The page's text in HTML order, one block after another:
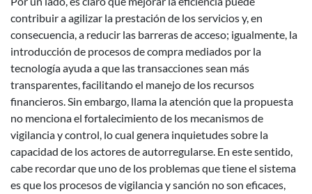
contribuir a agilizar la prestación de los servicios y, en
consecuencia, a reducir las barreras de acceso; igualmente, la
introducción de procesos de compra mediados por la
tecnología ayuda a que las transacciones sean más
transparentes, facilitando el manejo de los recursos
financieros. Sin embargo, llama la atención que la propuesta
no menciona el fortalecimiento de los mecanismos de
vigilancia y control, lo cual genera inquietudes sobre la
capacidad de los actores de autorregularse. En este sentido,
cabe recordar que uno de los problemas que tiene el sistema
es que los procesos de vigilancia y sanción no son eficaces,